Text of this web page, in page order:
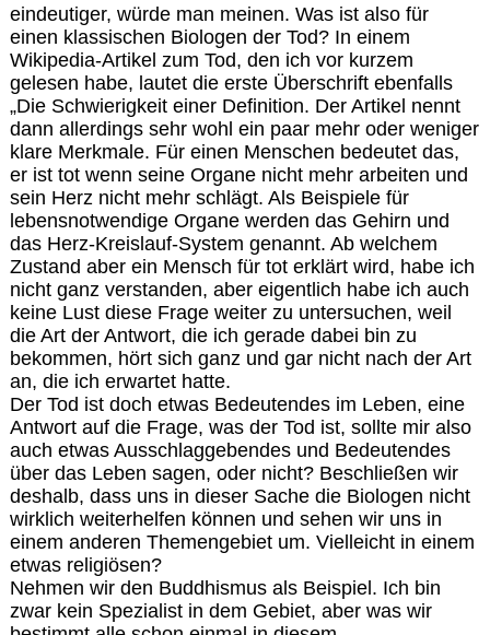
eindeutiger, würde man meinen. Was ist also für
einen klassischen Biologen der Tod? In einem
Wikipedia-Artikel zum Tod, den ich vor kurzem
gelesen habe, lautet die erste Überschrift ebenfalls
„Die Schwierigkeit einer Definition. Der Artikel nennt
dann allerdings sehr wohl ein paar mehr oder weniger
klare Merkmale. Für einen Menschen bedeutet das,
er ist tot wenn seine Organe nicht mehr arbeiten und
sein Herz nicht mehr schlägt. Als Beispiele für
lebensnotwendige Organe werden das Gehirn und
das Herz-Kreislauf-System genannt. Ab welchem
Zustand aber ein Mensch für tot erklärt wird, habe ich
nicht ganz verstanden, aber eigentlich habe ich auch
keine Lust diese Frage weiter zu untersuchen, weil
die Art der Antwort, die ich gerade dabei bin zu
bekommen, hört sich ganz und gar nicht nach der Art
an, die ich erwartet hatte.
Der Tod ist doch etwas Bedeutendes im Leben, eine
Antwort auf die Frage, was der Tod ist, sollte mir also
auch etwas Ausschlaggebendes und Bedeutendes
über das Leben sagen, oder nicht? Beschließen wir
deshalb, dass uns in dieser Sache die Biologen nicht
wirklich weiterhelfen können und sehen wir uns in
einem anderen Themengebiet um. Vielleicht in einem
etwas religiösen?
Nehmen wir den Buddhismus als Beispiel. Ich bin
zwar kein Spezialist in dem Gebiet, aber was wir